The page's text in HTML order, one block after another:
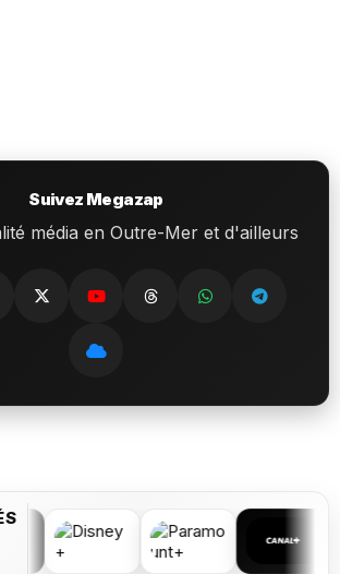
Suivez Megazap
média en Outre-Mer et d'ailleurs